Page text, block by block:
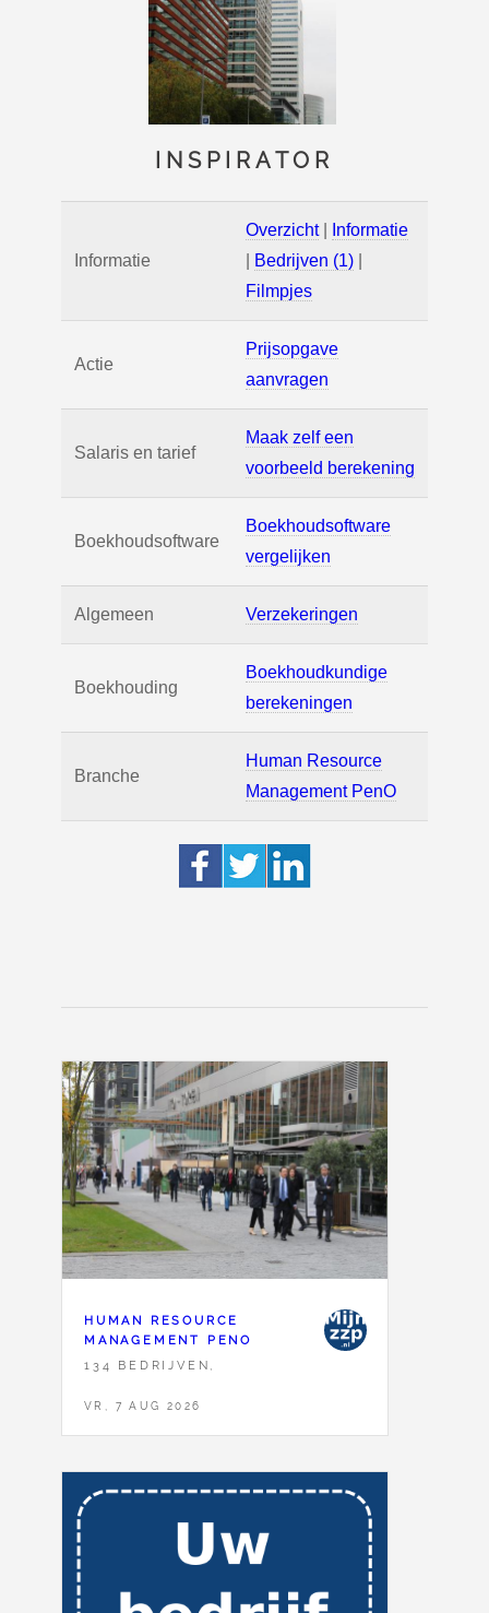
INSPIRATOR
Informatie
Overzicht|
Informatie
Bedrijven (1)
Filmpjes
Actie
Prijsopgave
aanvragen
Salaris en tarief
Maak zelf een
voorbeeld berekening
Boekhoudsoftware
Boekhoudsoftware
vergelijken
Algemeen Verzekeringen
Boekhouding
Boekhoudkundige
berekeningen
Branche
Human Resource
Management PenO
HUMAN RESOURCE
MANAGEMENT PENO
134 BEDRIJVEN,
VR, 7 AUG 2026